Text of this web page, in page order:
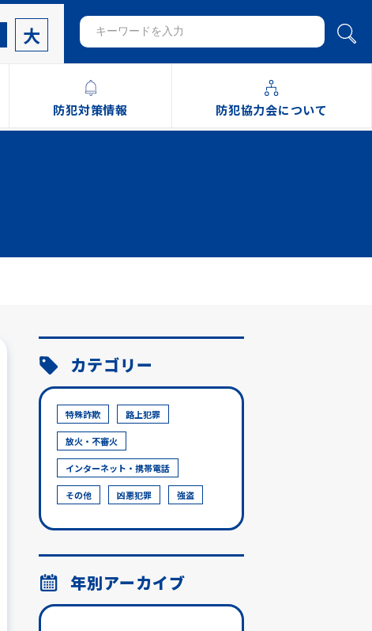
大
防犯対策情報 防犯協力会について
カテゴリー
特殊詐欺 路上犯罪
放火・不審火
インターネット・携帯電話
その他 凶悪犯罪 強盗
年別アーカイブ